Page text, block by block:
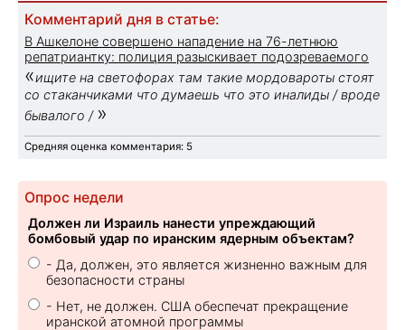
Комментарий дня в статье:
В Ашкелоне совершено нападение на 76-летнюю
репатриантку: полиция разыскивает подозреваемого
«ищите на светофорах там такие мордовароты стоят
со стаканчиками что думаешь что это иналиды / вроде
бывалого / »
Средняя оценка комментария: 5
Опрос недели
Должен ли Израиль нанести упреждающий
бомбовый удар по иранским ядерным объектам?
- Да, должен, это является жизненно важным для
безопасности страны
- Нет, не должен. США обеспечат прекращение
иранской атомной программы